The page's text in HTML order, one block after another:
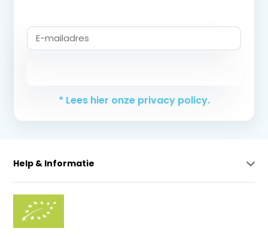
* Lees hier onze privacy policy.
Help & Informatie